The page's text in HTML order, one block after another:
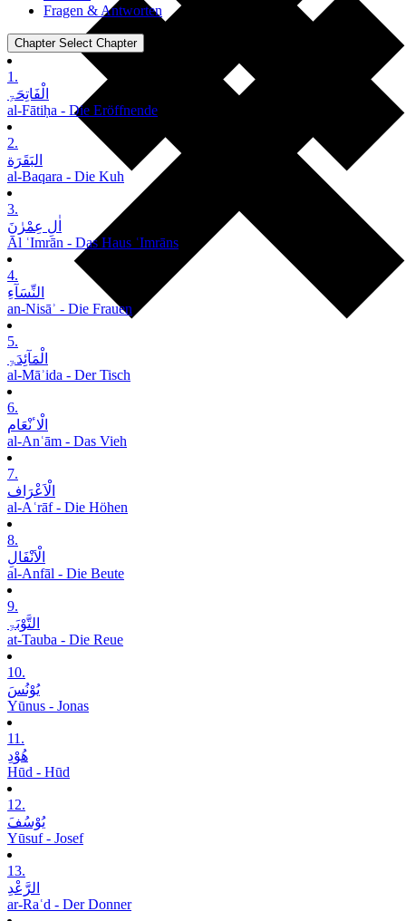
Fragen & Antworten
Chapter Select Chapter
1.
الْفَاتِحَۃِ
al-Fātiḥa - Die Eröffnende
2.
البَقَرَة
al-Baqara - Die Kuh
3.
اٰلِ عِمْرٰنَ
Āl ʿImrān - Das Haus ʿImrāns
4.
النِّسَآءِ
an-Nisāʾ - Die Frauen
5.
الْمَآئِدَۃِ
al-Māʾida - Der Tisch
6.
الْاٴنْعَام
al-Anʿām - Das Vieh
7.
الْاَعْرَاف
al-Aʿrāf - Die Höhen
8.
الْاَنْفَالِ
al-Anfāl - Die Beute
9.
التَّوْبَۃِ
at-Tauba - Die Reue
10.
یُوْنُسَ
Yūnus - Jonas
11.
ھُوْدِ
Hūd - Hūd
12.
یُوْسُفَ
Yūsuf - Josef
13.
الرَّعْدِ
ar-Raʿd - Der Donner